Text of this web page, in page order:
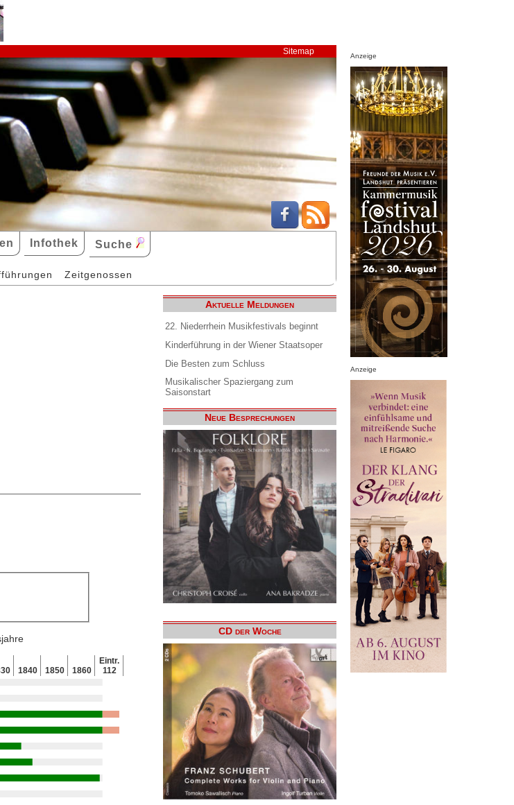
Sitemap
Infothek Suche
Zeitgenossen
1840 1850 1860
Eintr.
112
Aktuelle Meldungen
22. Niederrhein Musikfestivals beginnt
Kinderführung in der Wiener Staatsoper
Die Besten zum Schluss
Musikalischer Spaziergang zum
Saisonstart
Neue Besprechungen
CD der Woche
Anzeige
Anzeige